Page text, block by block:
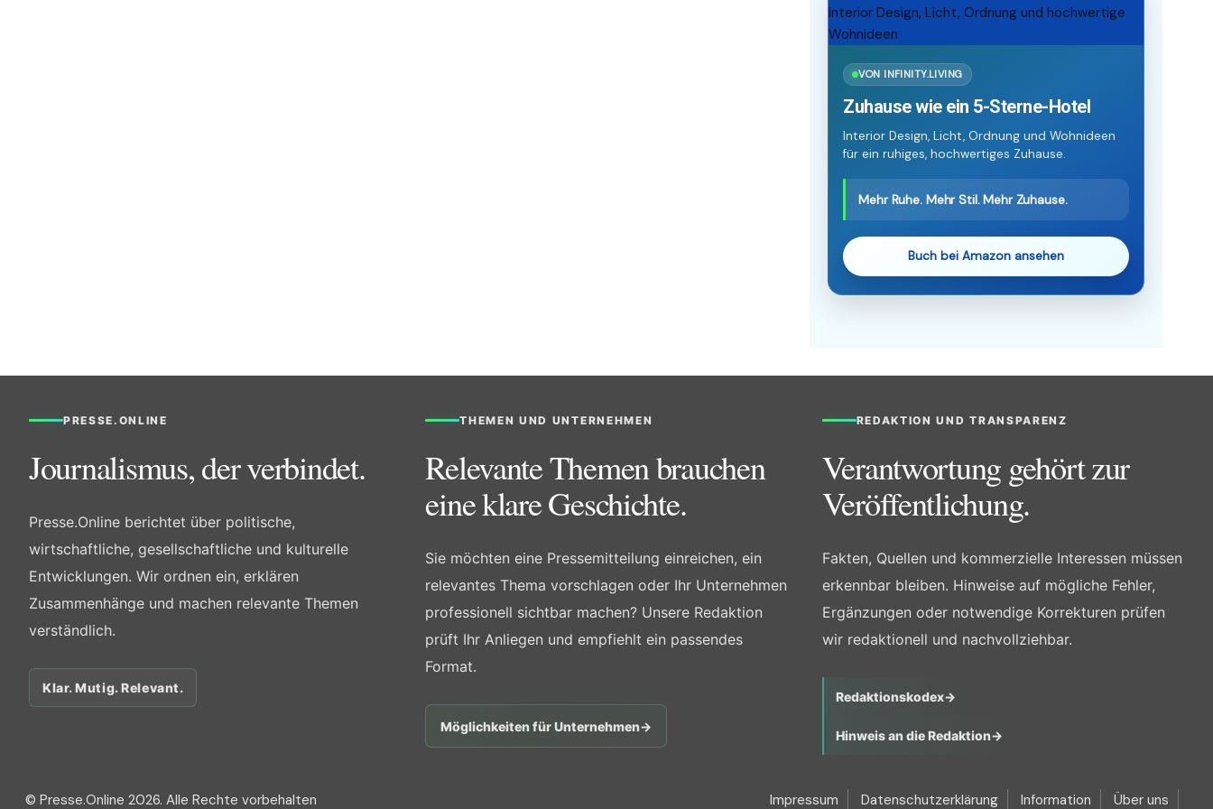
VON INFINITY.LIVING
Zuhause wie ein 5-Sterne-Hotel
Interior Design, Licht, Ordnung und Wohnideen
für ein ruhiges, hochwertiges Zuhause.
Mehr Ruhe. Mehr Stil. Mehr Zuhause.
Buch bei Amazon ansehen
PRESSE.ONLINE
Journalismus, der verbindet.
Presse.Online berichtet über politische,
wirtschaftliche, gesellschaftliche und kulturelle
Entwicklungen. Wir ordnen ein, erklären
Zusammenhänge und machen relevante Themen
verständlich.
Klar. Mutig. Relevant.
THEMEN UND UNTERNEHMEN
Relevante Themen brauchen
eine klare Geschichte.
Sie möchten eine Pressemitteilung einreichen, ein
relevantes Thema vorschlagen oder Ihr Unternehmen
professionell sichtbar machen? Unsere Redaktion
prüft Ihr Anliegen und empfiehlt ein passendes
Format.
Möglichkeiten für Unternehmen→
REDAKTION UND TRANSPARENZ
Verantwortung gehört zur
Veröffentlichung.
Fakten, Quellen und kommerzielle Interessen müssen
erkennbar bleiben. Hinweise auf mögliche Fehler,
Ergänzungen oder notwendige Korrekturen prüfen
wir redaktionell und nachvollziehbar.
Redaktionskodex→
Hinweis an die Redaktion→
© Presse.Online 2026. Alle Rechte vorbehalten Impressum Datenschutzerklärung Information Über uns